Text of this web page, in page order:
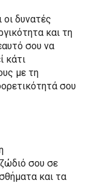
δυνατές
και τη
σου να
κάτι
με τη
σου
σου σε
και τα